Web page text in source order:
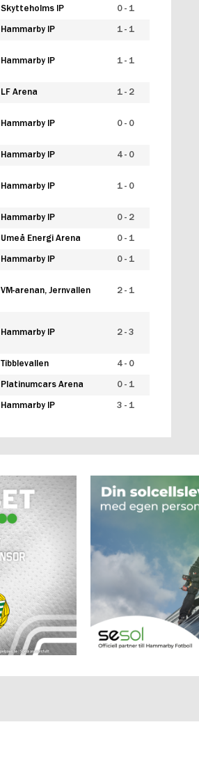
Skytteholms IP 0 - 1
Hammarby IP 1 - 1
Hammarby IP 1 - 1
LF Arena 1 - 2
Hammarby IP 0 - 0
Hammarby IP 4 - 0
Hammarby IP 1 - 0
Hammarby IP 0 - 2
Umeå Energi Arena 0 - 1
Hammarby IP 0 - 1
VM-arenan, Jernvallen 2 - 1
Hammarby IP 2 - 3
Tibblevallen 4 - 0
Platinumcars Arena 0 - 1
Hammarby IP 3 - 1